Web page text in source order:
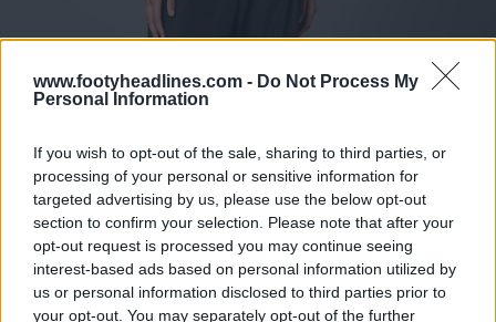
www.footyheadlines.com - Do Not Process My
Personal Information
If you wish to opt-out of the sale, sharing to third parties, or
processing of your personal or sensitive information for
targeted advertising by us, please use the below opt-out
section to confirm your selection. Please note that after your
opt-out request is processed you may continue seeing
interest-based ads based on personal information utilized by
us or personal information disclosed to third parties prior to
your opt-out. You may separately opt-out of the further